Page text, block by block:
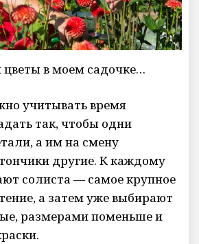
цветы в моем садочке…
учитывать время
так, чтобы одни
а им на смену
другие. К каждому
солиста — самое крупное
а затем уже выбирают
размерами поменьше и